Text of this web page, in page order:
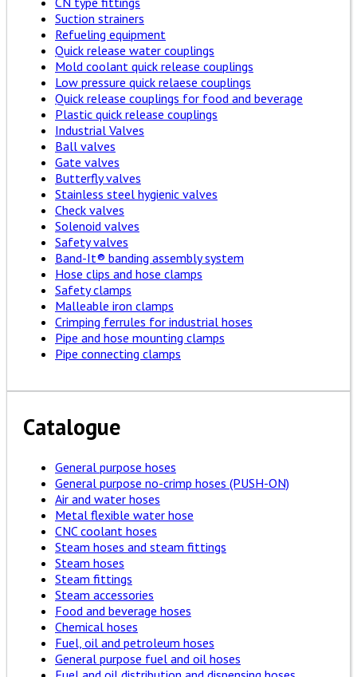
Suction strainers
Refueling equipment
Quick release water couplings
Mold coolant quick release couplings
Low pressure quick relaese couplings
Quick release couplings for food and beverage
Plastic quick release couplings
Industrial Valves
Ball valves
Gate valves
Butterfly valves
Stainless steel hygienic valves
Check valves
Solenoid valves
Safety valves
Band-It® banding assembly system
Hose clips and hose clamps
Safety clamps
Malleable iron clamps
Crimping ferrules for industrial hoses
Pipe and hose mounting clamps
Pipe connecting clamps
Catalogue
General purpose hoses
General purpose no-crimp hoses (PUSH-ON)
Air and water hoses
Metal flexible water hose
CNC coolant hoses
Steam hoses and steam fittings
Steam hoses
Steam fittings
Steam accessories
Food and beverage hoses
Chemical hoses
Fuel, oil and petroleum hoses
General purpose fuel and oil hoses